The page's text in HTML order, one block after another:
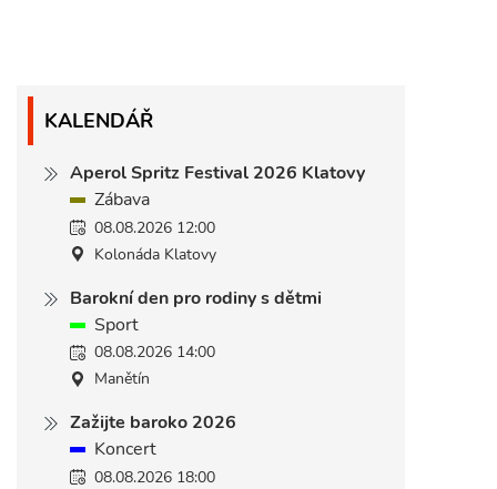
KALENDÁŘ
Aperol Spritz Festival 2026 Klatovy
Zábava
08.08.2026 12:00
Kolonáda Klatovy
Barokní den pro rodiny s dětmi
Sport
08.08.2026 14:00
Manětín
Zažijte baroko 2026
Koncert
08.08.2026 18:00